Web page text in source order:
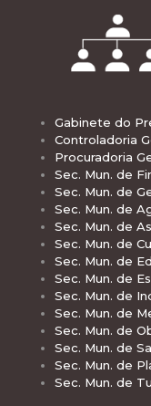
Gabinete do
Controladoria
Procuradoria
Sec. Mun. de
Sec. Mun. de
Sec. Mun. de
Sec. Mun. de
Sec. Mun. de
Sec. Mun. de
Sec. Mun. de
Sec. Mun. de
Sec. Mun. de
Sec. Mun. de
Sec. Mun. de
Sec. Mun. de
Sec. Mun. de